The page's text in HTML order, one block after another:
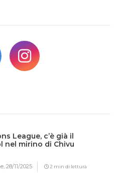
League, c’è già il
nel mirino di Chivu
28/11/2025 2 min di lettura